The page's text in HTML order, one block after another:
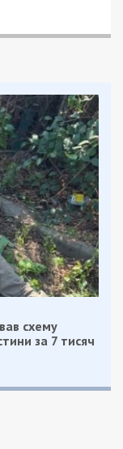
схему
за 7 тисяч